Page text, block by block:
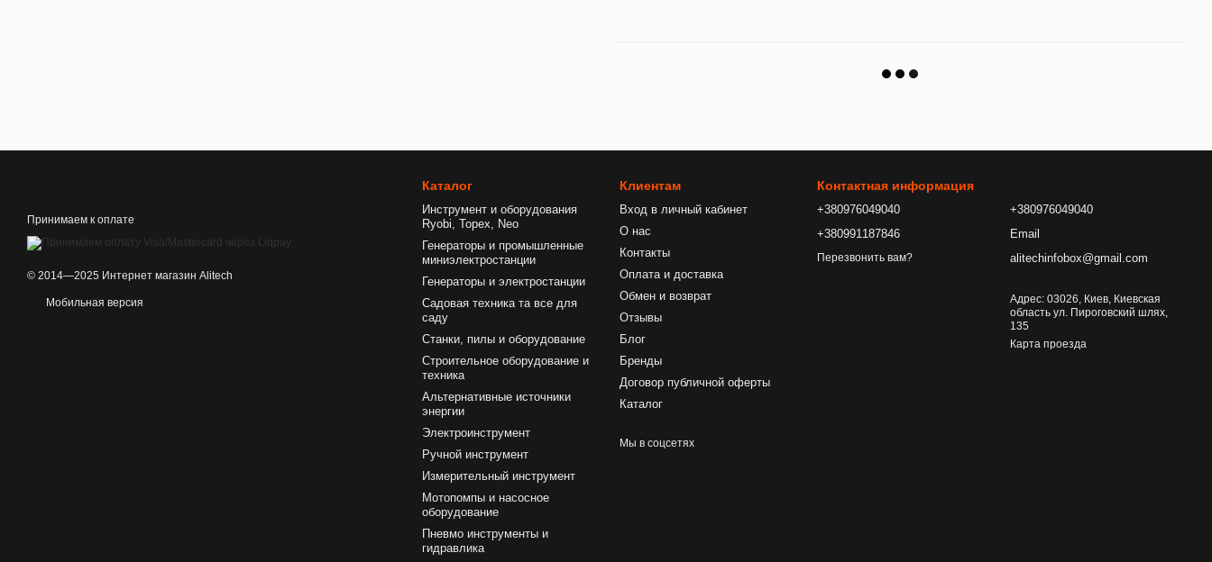
Принимаем к оплате
© 2014—2025 Интернет магазин Alitech
Мобильная версия
Каталог
Инструмент и оборудования
Ryobi, Topex, Neo
Генераторы и промышленные
миниэлектростанции
Генераторы и электростанции
Садовая техника та все для
саду
Станки, пилы и оборудование
Строительное оборудование и
техника
Альтернативные источники
энергии
Электроинструмент
Ручной инструмент
Измерительный инструмент
Мотопомпы и насосное
оборудование
Пневмо инструменты и
гидравлика
Клиентам
Вход в личный кабинет
О нас
Контакты
Оплата и доставка
Обмен и возврат
Отзывы
Блог
Бренды
Договор публичной оферты
Каталог
Мы в соцсетях
Контактная информация
+380976049040
+380991187846
Перезвонить вам?
+380976049040
Email
alitechinfobox@gmail.com
Адрес: 03026, Киев, Киевская
область ул. Пироговский шлях,
135
Карта проезда